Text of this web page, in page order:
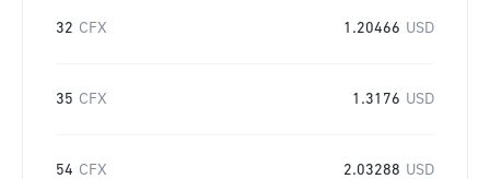
32 CFX 1.20466 USD
35 CFX 1.3176 USD
54 CFX 2.03288 USD